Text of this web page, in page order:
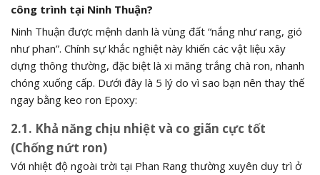
công trình tại Ninh Thuận?
Ninh Thuận được mệnh danh là vùng đất “nắng như rang, gió
như phan”. Chính sự khắc nghiệt này khiến các vật liệu xây
dựng thông thường, đặc biệt là xi măng trắng chà ron, nhanh
chóng xuống cấp. Dưới đây là 5 lý do vì sao bạn nên thay thế
ngay bằng keo ron Epoxy:
2.1. Khả năng chịu nhiệt và co giãn cực tốt
(Chống nứt ron)
Với nhiệt độ ngoài trời tại Phan Rang thường xuyên duy trì ở